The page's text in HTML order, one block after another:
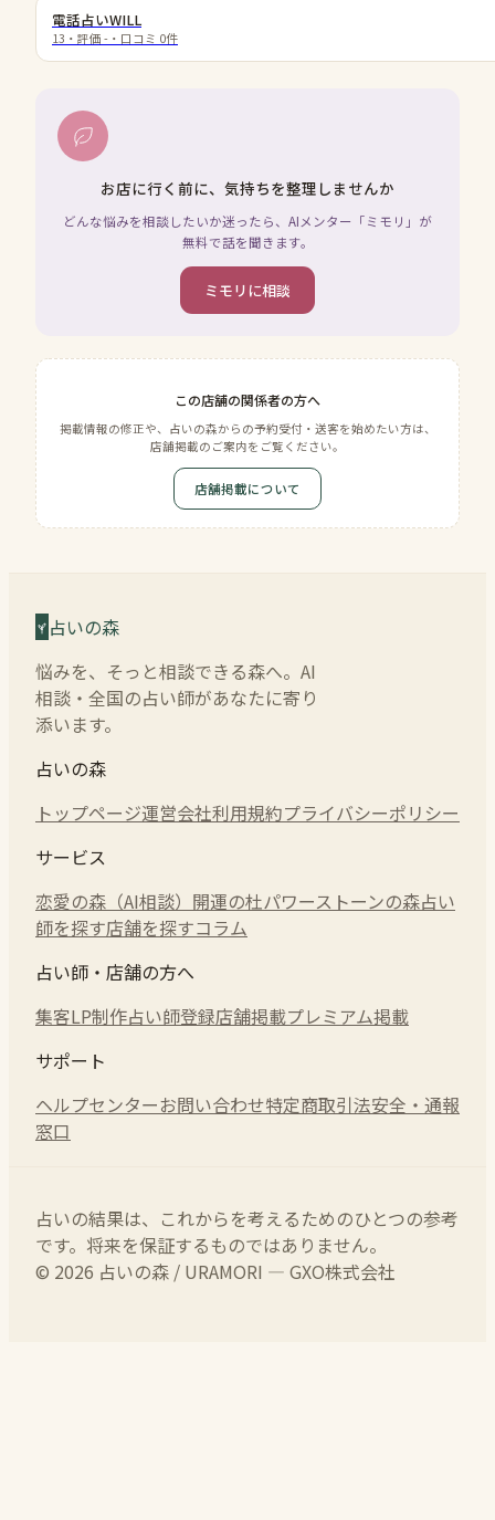
電話占いWILL
13 ・評価 - ・口コミ 0件
お店に行く前に、気持ちを整理しませんか
どんな悩みを相談したいか迷ったら、AIメンター「ミモリ」が
無料で話を聞きます。
ミモリに相談
この店舗の関係者の方へ
掲載情報の修正や、占いの森からの予約受付・送客を始めたい方は、
店舗掲載のご案内をご覧ください。
店舗掲載について
占いの森
悩みを、そっと相談できる森へ。AI
相談・全国の占い師があなたに寄り
添います。
占いの森
トップページ運営会社利用規約プライバシーポリシー
サービス
恋愛の森（AI相談） 開運の杜パワーストーンの森占い
師を探す店舗を探すコラム
占い師・店舗の方へ
集客LP制作占い師登録店舗掲載プレミアム掲載
サポート
ヘルプセンターお問い合わせ特定商取引法安全・通報
窓口
占いの結果は、これからを考えるためのひとつの参考
です。将来を保証するものではありません。
© 2026 占いの森 / URAMORI — GXO株式会社